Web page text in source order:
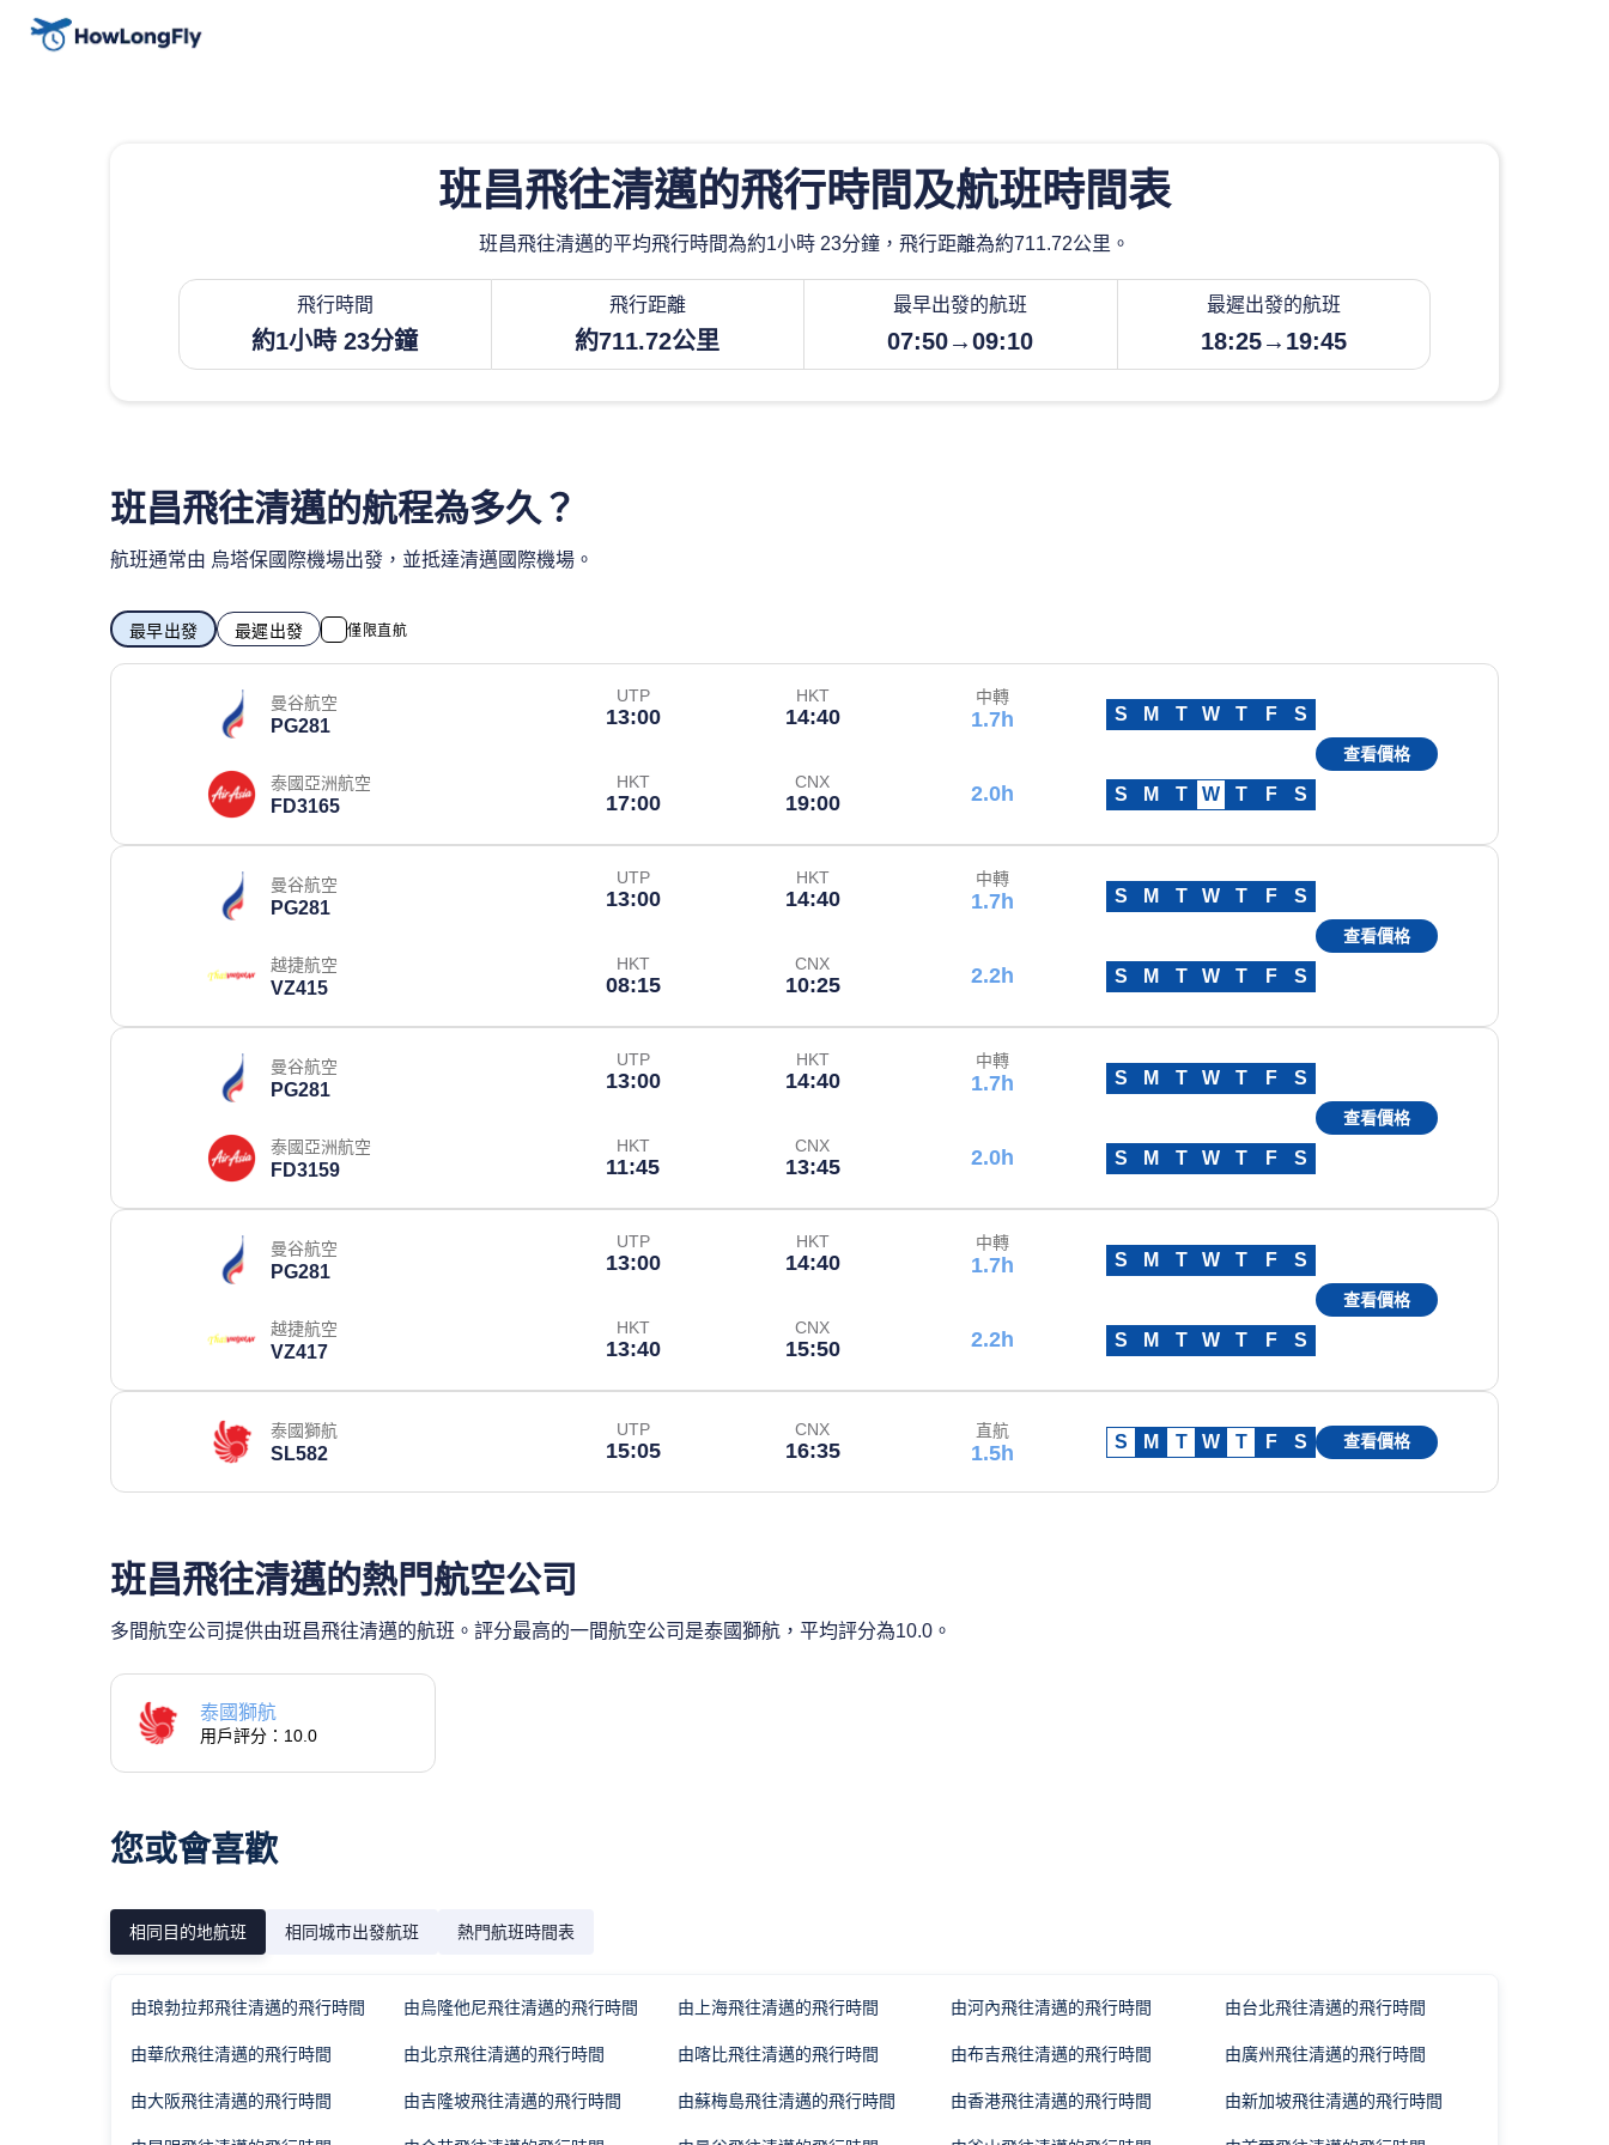
班昌飛往清邁的飛行時間及航班時間表
班昌飛往清邁的平均飛行時間為約1小時 23分鐘，飛行距離為約711.72公里。
飛行時間
約1小時 23分鐘
飛行距離
約711.72公里
最早出發的航班
07:50→09:10
最遲出發的航班
18:25→19:45
班昌飛往清邁的航程為多久？
航班通常由 烏塔保國際機場出發，並抵達清邁國際機場。
最早出發 最遲出發 僅限直航
曼谷航空
PG281
UTP
13:00
HKT
14:40
中轉
1.7h S M T W T F S
泰國亞洲航空
FD3165
HKT
17:00
CNX
19:00 2.0h S M T W T F S
查看價格
曼谷航空
PG281
UTP
13:00
HKT
14:40
中轉
1.7h S M T W T F S
越捷航空
VZ415
HKT
08:15
CNX
10:25 2.2h S M T W T F S
查看價格
曼谷航空
PG281
UTP
13:00
HKT
14:40
中轉
1.7h S M T W T F S
泰國亞洲航空
FD3159
HKT
11:45
CNX
13:45 2.0h S M T W T F S
查看價格
曼谷航空
PG281
UTP
13:00
HKT
14:40
中轉
1.7h S M T W T F S
越捷航空
VZ417
HKT
13:40
CNX
15:50 2.2h S M T W T F S
查看價格
泰國獅航
SL582
UTP
15:05
CNX
16:35
直航
1.5h S M T W T F S 查看價格
班昌飛往清邁的熱門航空公司
多間航空公司提供由班昌飛往清邁的航班。評分最高的一間航空公司是泰國獅航，平均評分為10.0。
泰國獅航
用戶評分：10.0
您或會喜歡
相同目的地航班 相同城市出發航班 熱門航班時間表
由琅勃拉邦飛往清邁的飛行時間 由烏隆他尼飛往清邁的飛行時間 由上海飛往清邁的飛行時間 由河內飛往清邁的飛行時間 由台北飛往清邁的飛行時間
由華欣飛往清邁的飛行時間 由北京飛往清邁的飛行時間 由喀比飛往清邁的飛行時間 由布吉飛往清邁的飛行時間 由廣州飛往清邁的飛行時間
由大阪飛往清邁的飛行時間 由吉隆坡飛往清邁的飛行時間 由蘇梅島飛往清邁的飛行時間 由香港飛往清邁的飛行時間 由新加坡飛往清邁的飛行時間